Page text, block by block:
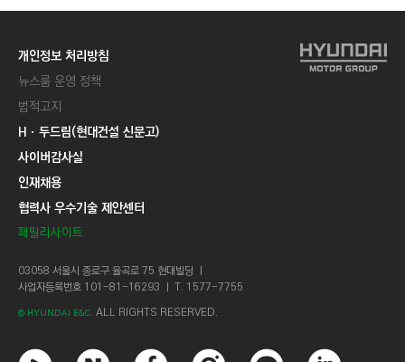
개인정보 처리방침
뉴스룸 운영 정책
법적고지
Hㆍ두드림(현대건설 신문고)
사이버감사실
인재채용
협력사 우수기술 제안센터
패밀리사이트
03058 서울시 종로구 율곡로 75 현대빌딩 ㅣ
사업자등록번호 101-81-16293 ㅣ T. 1577-7755
© HYUNDAI E&C. ALL RIGHTS RESERVED.